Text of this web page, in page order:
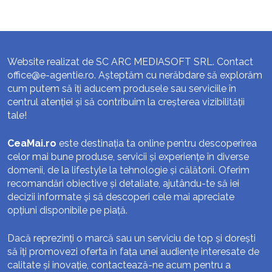
Website realizat de SC ARC MEDIASOFT SRL. Contact
office@e-agentie.ro. Așteptăm cu nerăbdare să explorăm
cum putem să îți aducem produsele sau serviciile în
centrul atenției și să contribuim la creșterea vizibilității
tale!
CeaMai.ro este destinația ta online pentru descoperirea
celor mai bune produse, servicii și experiențe în diverse
domenii, de la lifestyle la tehnologie și călătorii. Oferim
recomandări obiective și detaliate, ajutându-te să iei
decizii informate și să descoperi cele mai apreciate
opțiuni disponibile pe piață.
Dacă reprezinți o marcă sau un serviciu de top și dorești
să îți promovezi oferta în fața unei audiențe interesate de
calitate și inovație, contactează-ne acum pentru a